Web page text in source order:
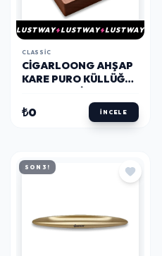
LUSTWAY LUSTWAY LUSTWAY
CLASSIC
CIGARLOONG AHŞAP
KARE PURO KÜLLÜĞÜ
₺0 İNCELE
SON 3!